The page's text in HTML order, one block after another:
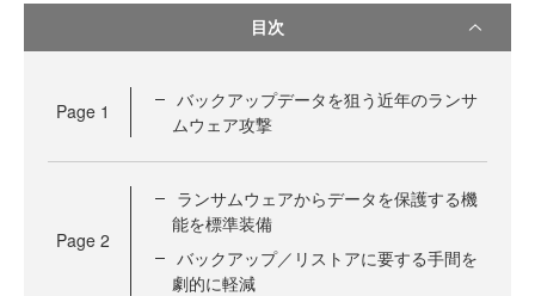
目次
Page 1
バックアップデータを狙う近年のランサ
ムウェア攻撃
Page 2
ランサムウェアからデータを保護する機
能を標準装備
バックアップ／リストアに要する手間を
劇的に軽減